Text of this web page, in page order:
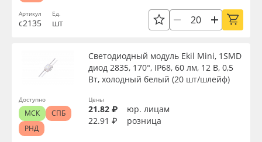
Назначение
Доступность
Артикул
с2135
Ед.
шт
Светодиодный модуль Ekil Mini, 1SMD
диод 2835, 170°, IP68, 60 лм, 12 В, 0,5
Вт, холодный белый (20 шт/шлейф)
Цены
21.82 ₽
юр. лицам
22.91 ₽
розница
Доступно
МСК
СПБ
РНД